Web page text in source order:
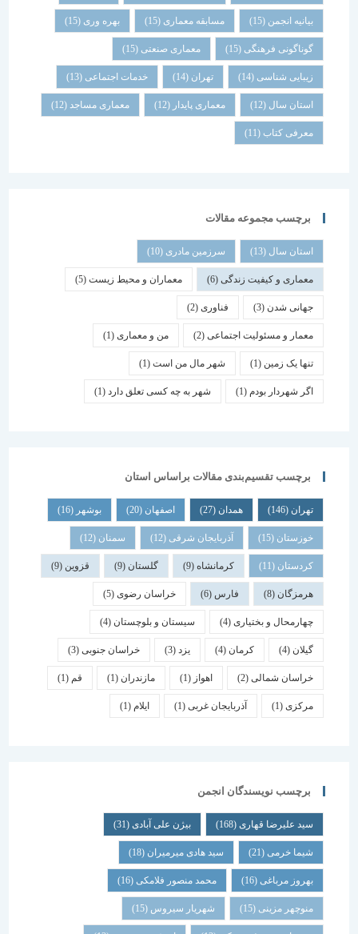
بیانیه انجمن(15) مسابقه معماری (15) بهره وری(15)
گوناگونی فرهنگی (15) معماری صنعتی(15)
زیبایی شناسی (14) تهران خدمات اجتماعی (13)
استان سال(12) معماری پایدار (12) معماری مساجد(12)
معرفی کتاب(11)
برچسب مجموعه مقالات
استان سال(13) سرزمین مادری(10)
معماری و کیفیت زندگی(6) معماران و محیط زیست(5)
جهانی شدن(3) فناوری (2)
معمار و مسئولیت اجتماعی (2) من و معماری (1)
تنها یک زمین(1) شهر مال من است(1)
اگر شهردار بودم (1) شهر به چه کسی تعلق دارد(1)
برچسب تقسیم‌بندی مقالات براساس استان
همدان اصفهان (20) بوشهر
خوزستان(15) آذربایجان شرقی(12) سمنان (12)
کردستان(11) کرمانشاه(9) گلستان (9) قزوین
هرمزگان(8) فارس خراسان رضوی(5)
چهارمحال و بختیاری (4) سیستان و بلوچستان(4)
کرمان یزد خراسان جنوبی(3)
خراسان شمالی(2) اهواز مازندران(1) قم
(1) آذربایجان غربی(1) ایلام
برچسب نویسندگان انجمن
سید علیرضا قهاری(168) بیژن علی آبادی(31)
شیما خرمی(21) سید هادی میرمیران(18)
بهروز مرباغی (16) محمد منصور فلامکی (16)
منوچهر مزینی(15) شهریار سیروس(15)